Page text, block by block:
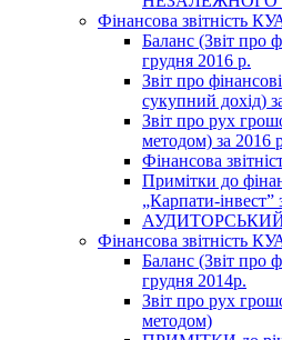
Фінансова звітність
Баланс (Звіт про
грудня 2016 р.
Звіт про
сукупний дохід)
Звіт про рух
методом) за 2016
Фінансова
Примітки до
„Карпати-інвест”
Фінансова звітність
Баланс (Звіт про
грудня 2014р.
Звіт про рух
методом)